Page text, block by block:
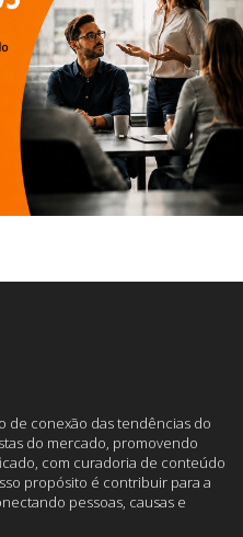
de conexão das tendências do
do mercado, promovendo
com curadoria de conteúdo
propósito é contribuir para a
pessoas, causas e